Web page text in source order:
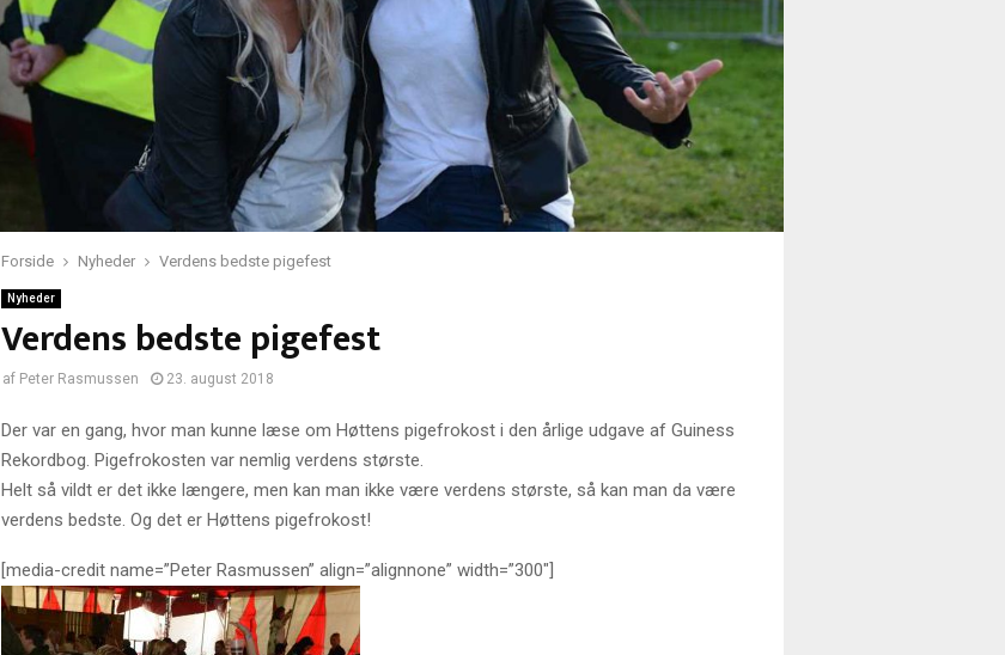
Forside Nyheder Verdens bedste pigefest
Nyheder
Verdens bedste pigefest
af Peter Rasmussen 23. august 2018
Der var en gang, hvor man kunne læse om Høttens pigefrokost i den årlige udgave af Guiness
Rekordbog. Pigefrokosten var nemlig verdens største.
Helt så vildt er det ikke længere, men kan man ikke være verdens største, så kan man da være
verdens bedste. Og det er Høttens pigefrokost!
[media-credit name=”Peter Rasmussen” align=”alignnone” width=”300″]